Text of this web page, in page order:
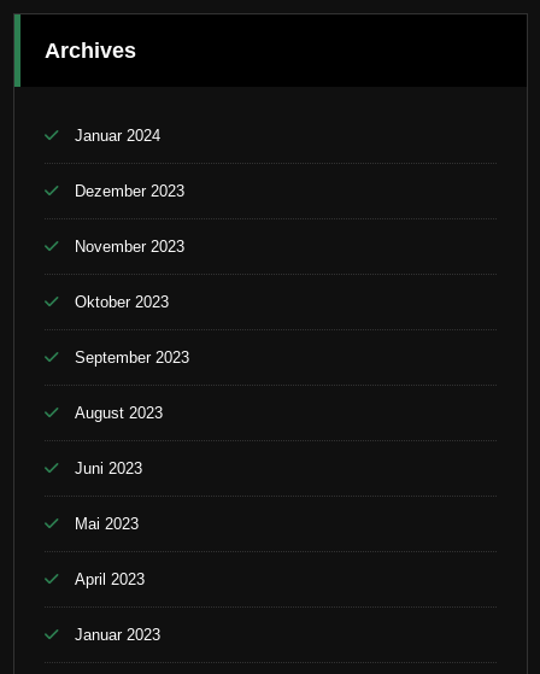
Archives
Januar 2024
Dezember 2023
November 2023
Oktober 2023
September 2023
August 2023
Juni 2023
Mai 2023
April 2023
Januar 2023